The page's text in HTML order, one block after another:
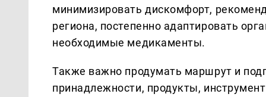
минимизировать дискомфорт,
региона, постепенно адаптировать
необходимые медикаменты.
Также важно продумать маршрут и
принадлежности, продукты,